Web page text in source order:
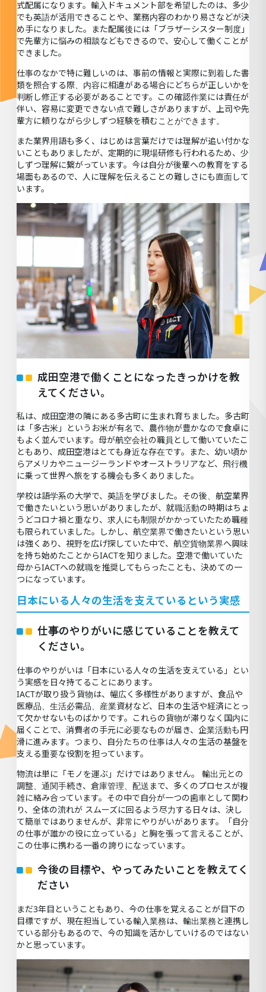
式配属になります。輸入ドキュメント部を希望したのは、多少
でも英語が活用できることや、業務内容のわかり易さなどが決
め手になりました。また配属後には「ブラザーシスター制度」
で先輩方に悩みの相談などもできるので、安心して働くことが
できました。
仕事のなかで特に難しいのは、事前の情報と実際に到着した書
類を照合する際、内容に相違がある場合にどちらが正しいかを
判断し修正する必要があることです。この確認作業には責任が
伴い、容易に変更できない点で難しさがありますが、上司や先
輩方に頼りながら少しずつ経験を積むことができます。
また業界用語も多く、はじめは言葉だけでは理解が追い付かな
いこともありましたが、定期的に現場研修も行われるため、少
しずつ理解に繋がっています。今は自分が後輩への教育をする
場面もあるので、人に理解を伝えることの難しさにも直面して
います。
成田空港で働くことになったきっかけを教
えてください。
私は、成田空港の隣にある多古町に生まれ育ちました。多古町
は「多古米」というお米が有名で、農作物が豊かなので食卓に
もよく並んでいます。母が航空会社の職員として働いていたこ
ともあり、成田空港はとても身近な存在です。また、幼い頃か
らアメリカやニュージーランドやオーストラリアなど、飛行機
に乗って世界へ旅をする機会も多くありました。
学校は語学系の大学で、英語を学びました。その後、航空業界
で働きたいという思いがありましたが、就職活動の時期はちょ
うどコロナ禍と重なり、求人にも制限がかかっていたため職種
も限られていました。しかし、航空業界で働きたいという思い
は強くあり、視野を広げ探していた中で、航空貨物業界へ興味
を持ち始めたことからIACTを知りました。空港で働いていた
母からIACTへの就職を推奨してもらったことも、決めての一
つになっています。
日本にいる人々の生活を支えているという実感
仕事のやりがいに感じていることを教えて
ください。
仕事のやりがいは「日本にいる人々の生活を支えている」とい
う実感を日々持てることにあります。
IACTが取り扱う貨物は、幅広く多様性がありますが、食品や
医療品、生活必需品、産業資材など、日本の生活や経済にとっ
て欠かせないものばかりです。これらの貨物が滞りなく国内に
届くことで、消費者の手元に必要なものが届き、企業活動も円
滑に進みます。つまり、自分たちの仕事は人々の生活の基盤を
支える重要な役割を担っています。
物流は単に「モノを運ぶ」だけではありません。 輸出元との
調整、通関手続き、倉庫管理、配送まで、多くのプロセスが複
雑に絡み合っています。その中で自分が一つの歯車として関わ
り、全体の流れが スムーズに回るよう尽力する日々は、決し
て簡単ではありませんが、非常にやりがいがあります。「自分
の仕事が誰かの役に立っている」と胸を張って言えることが、
この仕事に携わる一番の誇りになっています。
今後の目標や、やってみたいことを教えてく
ださい
まだ3年目ということもあり、今の仕事を覚えることが目下の
目標ですが、現在担当している輸入業務は、輸出業務と連携し
ている部分もあるので、今の知識を活かしていけるのではない
かと思っています。